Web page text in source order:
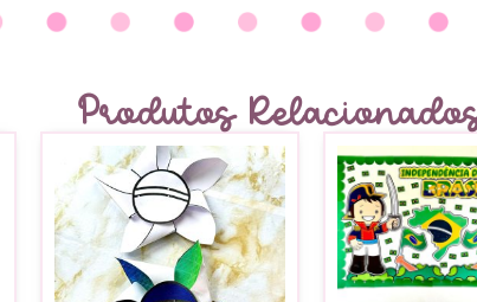
Produtos